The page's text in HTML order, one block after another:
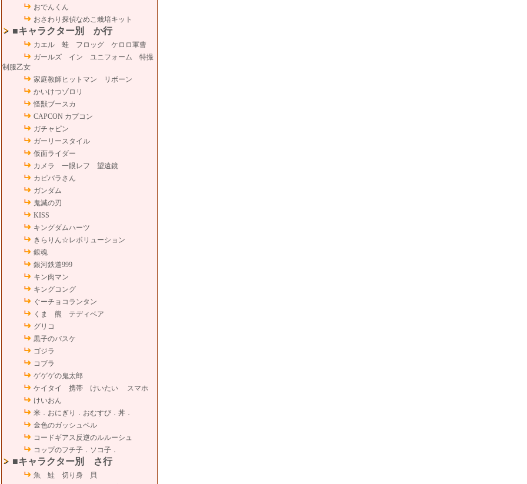
おでんくん
おさわり探偵なめこ栽培キット
■キャラクター別 か行
カエル 蛙 フロッグ ケロロ軍曹
ガールズ イン ユニフォーム 特撮
制服乙女
家庭教師ヒットマン リボーン
かいけつゾロリ
怪獣ブースカ
CAPCON カプコン
ガチャピン
ガーリースタイル
仮面ライダー
カメラ 一眼レフ 望遠鏡
カピバラさん
ガンダム
鬼滅の刃
KISS
キングダムハーツ
きらりん☆レボリューション
銀魂
銀河鉄道999
キン肉マン
キングコング
ぐーチョコランタン
くま 熊 テディベア
グリコ
黒子のバスケ
ゴジラ
コブラ
ゲゲゲの鬼太郎
ケイタイ 携帯 けいたい スマホ
けいおん
米．おにぎり．おむすび．丼．
金色のガッシュベル
コードギアス反逆のルルーシュ
コップのフチ子．ソコ子．
■キャラクター別 さ行
魚 鮭 切り身 貝